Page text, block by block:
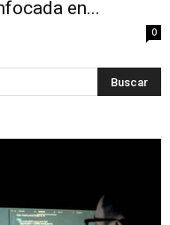
en...
0